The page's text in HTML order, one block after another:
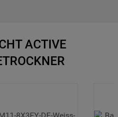
ACTIVE